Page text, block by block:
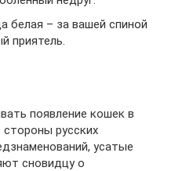
белая – за вашей спиной
приятель.
появление кошек в
русских
усатые
сновидцу о